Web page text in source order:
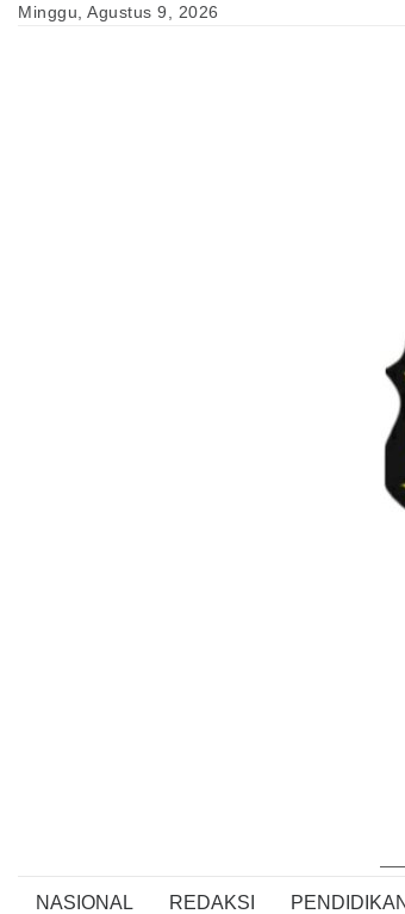
SkipMinggu, Agustus 9, 2026
NASIONAL REDAKSI PENDIDIKAN